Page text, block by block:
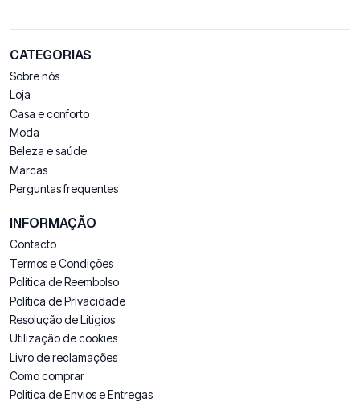
CATEGORIAS
Sobre nós
Loja
Casa e conforto
Moda
Beleza e saúde
Marcas
Perguntas frequentes
INFORMAÇÃO
Contacto
Termos e Condições
Política de Reembolso
Política de Privacidade
Resolução de Litigios
Utilização de cookies
Livro de reclamações
Como comprar
Politica de Envios e Entregas